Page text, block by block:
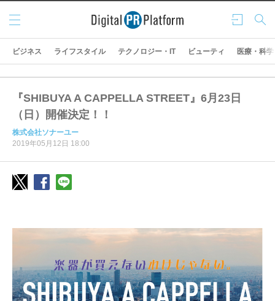
ログ
イン
検索
メニ
ュー
ビジネス ライフスタイル テクノロジー・IT ビューティ 医療・科学
『SHIBUYA A CAPPELLA STREET』6月23日
（日）開催決定！！
株式会社ソナーユー
2019年05月12日 18:00